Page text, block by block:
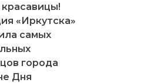
«Иркутска»
самых
города
Дня